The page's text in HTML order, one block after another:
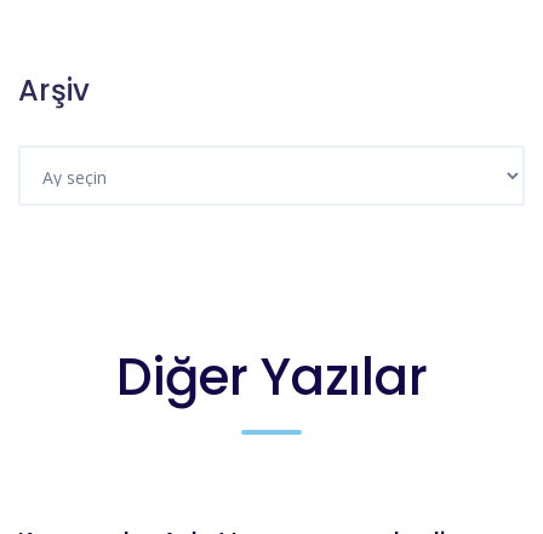
Arşiv
Diğer Yazılar